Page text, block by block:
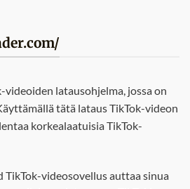
latausohjelma, jossa on
tätä lataus TikTok-videon
korkealaatuisia TikTok-
videosovellus auttaa sinua